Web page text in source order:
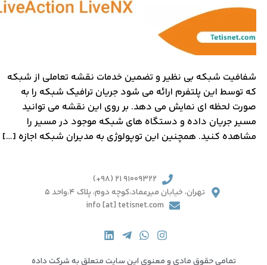
شفافیت شبکه بی نظیر و تضمین خدمات نقشه تعاملی از شبکه
که توسط این پلتفرم ارائه می شود جریان ترافیک شبکه را به
صورت لحظه ای نمایش می دهد. بر روی این نقشه می توانید
مسیر جریان داده و دستگاه های شبکه موجود در مسیر را
مشاهده کنید. همچنین این توپولوژی به مدیران شبکه اجازه […]
91009322 21 (98+)
تهران، خیابان میرعماد،کوچه دوم، پلاک 4،واحد 5
info [at] tetisnet.com
تمامی حقوق مادی و معنوی این سایت متعلق به شرکت داده